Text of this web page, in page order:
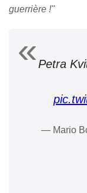
guerrière !"
Petra
— Mario